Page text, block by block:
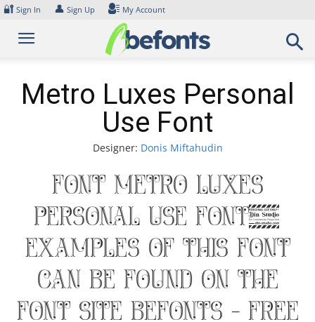
Skip
content
🔐 Sign In 👤 Sign Up My Account
Metro Luxes Personal
Use Font
Designer: Donis Miftahudin
Font Metro Luxes
Personal Use Font.
Examples of this font
can be found on the
font site Befonts – Free